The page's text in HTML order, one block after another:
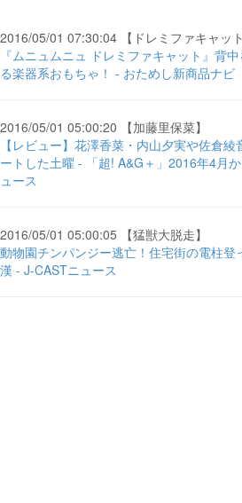
2016/05/01 07:30:04 【ドレミファキャット
『ムニュムニュ ドレミファキャット』背
る楽器系おもちゃ！ - おためし新商品ナビ
2016/05/01 05:00:20 【加藤里保菜】
【レビュー】花澤香菜・内山夕実や佐倉
ートした土曜 - 「超! A&G＋」2016年4月
ュース
2016/05/01 05:00:05 【猛獣大脱走】
動物園チンパンジー逃亡！住宅街の電柱登
漢 - J-CASTニュース